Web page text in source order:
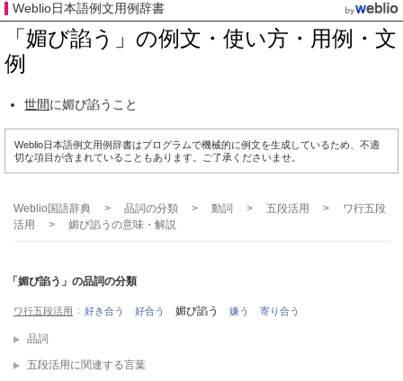
Weblio日本語例文用例辞書
「媚び諂う」の例文・使い方・用例・文
例
世間に媚び諂うこと
Weblio日本語例文用例辞書はプログラムで機械的に例文を生成しているため、不適
切な項目が含まれていることもあります。ご了承くださいませ。
Weblio国語辞典 > 品詞の分類 > 動詞 > 五段活用 >
ワ行五段
活用
> 媚び諂う の意味・解説
「媚び諂う」の品詞の分類
ワ行五段活用 好き合う 好合う 媚び諂う 嫌う 寄り合う
品詞
五段活用に関連する言葉